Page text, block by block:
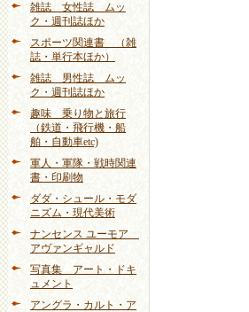
雑誌 女性誌 ムッ
ク・週刊誌ほか
スポーツ関連書 （雑
誌・単行本ほか）
雑誌 男性誌 ムッ
ク・週刊誌ほか
趣味 乗り物と旅行
（鉄道・飛行機・船
舶・自動車etc)
軍人・軍隊・戦時関連
書・印刷物
ダダ・シュール・モダ
ニズム・現代美術
ナンセンス ユーモア
アヴァンギャルド
写真集 アート・ドキ
ュメント
アングラ・カルト・ア